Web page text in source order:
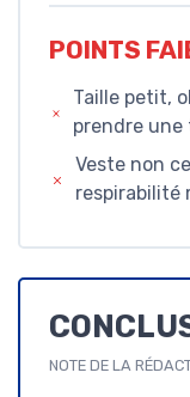
POINTS
Taille petit,
prendre
Veste non
respirabilité
NOTE DE LA